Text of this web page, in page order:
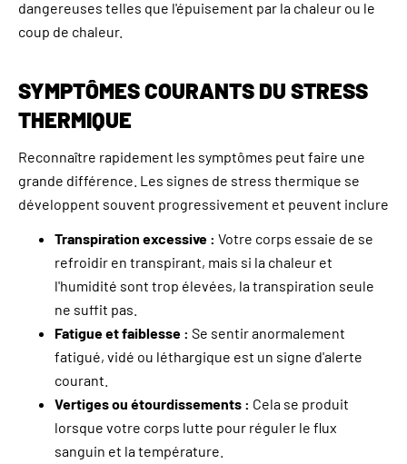
dangereuses telles que l'épuisement par la chaleur ou le
coup de chaleur.
SYMPTÔMES COURANTS DU STRESS
THERMIQUE
Reconnaître rapidement les symptômes peut faire une
grande différence. Les signes de stress thermique se
développent souvent progressivement et peuvent inclure
Transpiration excessive : Votre corps essaie de se
refroidir en transpirant, mais si la chaleur et
l'humidité sont trop élevées, la transpiration seule
ne suffit pas.
Fatigue et faiblesse : Se sentir anormalement
fatigué, vidé ou léthargique est un signe d'alerte
courant.
Vertiges ou étourdissements : Cela se produit
lorsque votre corps lutte pour réguler le flux
sanguin et la température.